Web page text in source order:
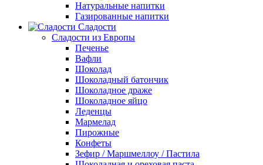
Натуральные напитки
Газированные напитки
Сладости
Сладости из Европы
Печенье
Вафли
Шоколад
Шоколадный батончик
Шоколадное драже
Шоколадное яйцо
Леденцы
Мармелад
Пирожные
Конфеты
Зефир / Маршмеллоу / Пастила